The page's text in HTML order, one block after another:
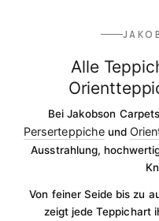
Alle
Bei Jakobson
Perserteppicheund
Ausstrahlung,
Von feiner Seide bis zu
zeigt jede Teppichart